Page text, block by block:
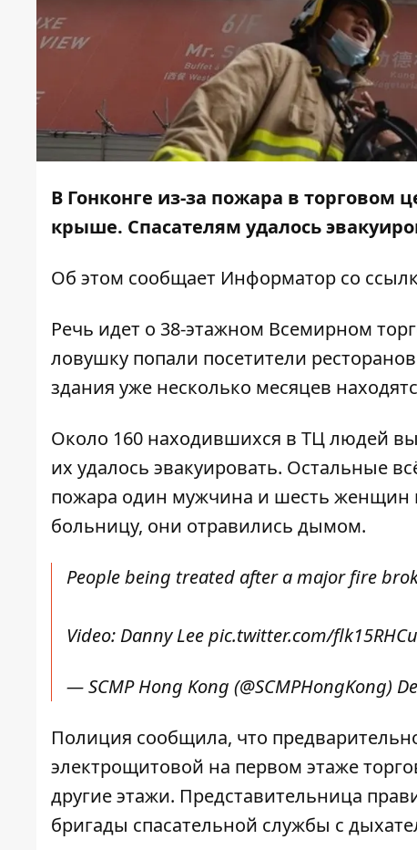
В Гонконге из-за пожара в торговом
крыше. Спасателям удалось
Об этом сообщает Информатор со
Речь идет о 38-этажном Всемирном
ловушку попали посетители
здания уже несколько месяцев
Около 160 находившихся в ТЦ людей
их удалось эвакуировать. Остальные
пожара один мужчина и шесть женщин
больницу, они отравились дымом.
People being treated after a major fire
Video: Danny Leepic.twitter.com/
— SCMP Hong Kong (@SCMPHongKong)
Полиция сообщила, что
электрощитовой на первом этаже
другие этажи. Представительница
бригады спасательной службы с